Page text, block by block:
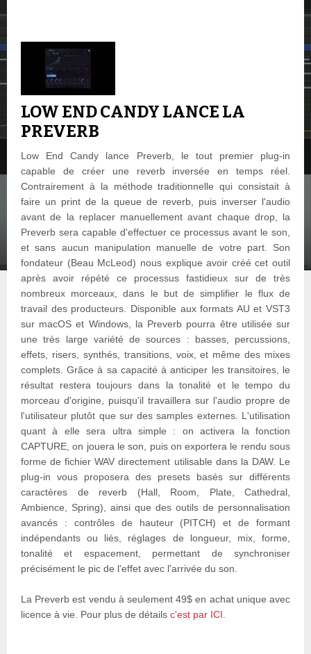
LOW END CANDY LANCE LA
PREVERB
Low End Candy lance Preverb, le tout premier plug-in
capable de créer une reverb inversée en temps réel.
Contrairement à la méthode traditionnelle qui consistait à
faire un print de la queue de reverb, puis inverser l'audio
avant de la replacer manuellement avant chaque drop, la
Preverb sera capable d'effectuer ce processus avant le son,
et sans aucun manipulation manuelle de votre part. Son
fondateur (Beau McLeod) nous explique avoir créé cet outil
après avoir répété ce processus fastidieux sur de très
nombreux morceaux, dans le but de simplifier le flux de
travail des producteurs. Disponible aux formats AU et VST3
sur macOS et Windows, la Preverb pourra être utilisée sur
une très large variété de sources : basses, percussions,
effets, risers, synthés, transitions, voix, et même des mixes
complets. Grâce à sa capacité à anticiper les transitoires, le
résultat restera toujours dans la tonalité et le tempo du
morceau d'origine, puisqu'il travaillera sur l'audio propre de
l'utilisateur plutôt que sur des samples externes. L'utilisation
quant à elle sera ultra simple : on activera la fonction
CAPTURE, on jouera le son, puis on exportera le rendu sous
forme de fichier WAV directement utilisable dans la DAW. Le
plug-in vous proposera des presets basés sur différents
caractères de reverb (Hall, Room, Plate, Cathedral,
Ambience, Spring), ainsi que des outils de personnalisation
avancés : contrôles de hauteur (PITCH) et de formant
indépendants ou liés, réglages de longueur, mix, forme,
tonalité et espacement, permettant de synchroniser
précisément le pic de l'effet avec l'arrivée du son.
La Preverb est vendu à seulement 49$ en achat unique avec
licence à vie. Pour plus de détails c'est par ICI.